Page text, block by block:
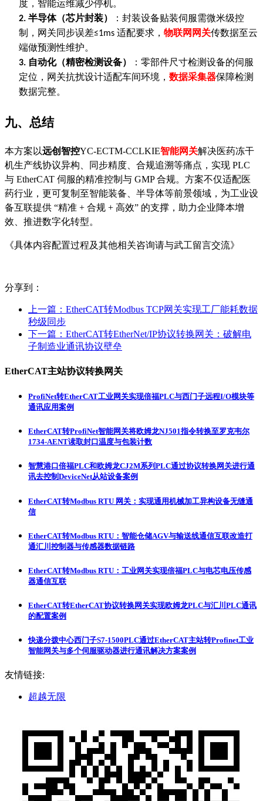
度，智能运维减少停机。
2. 半导体（芯片封装）
：封装设备贴装伺服需微米级控
制，网关同步误差≤1ms 适配要求， 物联网网关传数据至云
端做预测性维护。
3. 自动化（精密检测设备）
：零部件尺寸检测设备的伺服
定位，网关抗扰设计适配车间环境， 数据采集器保障检测
数据完整。
九、总结
本方案以远创智控YC-ECTM-CCLKIE智能网关解决医药冻干
机生产线协议异构、同步精度、合规追溯等痛点，实现 PLC
与 EtherCAT 伺服的精准控制与 GMP 合规。方案不仅适配医
药行业，更可复制至智能装备、半导体等前景领域，为工业设
备互联提供 “精准 + 合规 + 高效” 的支撑，助力企业降本增
效、推进数字化转型。
《具体内容配置过程及其他相关咨询请与武工留言交流》
分享到：
上一篇： EtherCAT转Modbus TCP网关实现工厂能耗数据
秒级同步
下一篇： EtherCAT转EtherNet/IP协议转换网关：破解电
子制造业通讯协议壁垒
EtherCAT主站协议转换网关
ProfiNet转EtherCAT工业网关实现倍福PLC与西门子远程I/O模块等
通讯应用案例
EtherCAT转ProfiNet智能网关将欧姆龙NJ501指令转换至罗克韦尔
1734-AENT读取封口温度与包装计数
智慧港口倍福PLC和欧姆龙CJ2M系列PLC通过协议转换网关进行通
讯去控制DeviceNet从站设备案例
EtherCAT转Modbus RTU 网关：实现通用机械加工异构设备无缝通
信
EtherCAT转Modbus RTU：智能仓储AGV与输送线通信互联改造打
通汇川控制器与传感器数据链路
EtherCAT转Modbus RTU：工业网关实现倍福PLC与电芯电压传感
器通信互联
EtherCAT转EtherCAT协议转换网关实现欧姆龙PLC与汇川PLC通讯
的配置案例
快递分拨中心西门子S7-1500PLC通过EtherCAT主站转Profinet工业
智能网关与多个伺服驱动器进行通讯解决方案案例
友情链接:
超越无限